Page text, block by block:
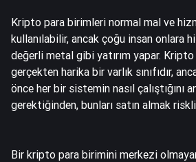
Kripto para birimleri normal mal ve
kullanılabilir, ancak çoğu insan onlara
değerli metal gibi yatırım yapar.
gerçekten harika bir varlık sınıfıdır,
önce her bir sistemin nasıl çalıştığını
gerektiğinden, bunları satın almak
Bir kripto para birimini merkezi